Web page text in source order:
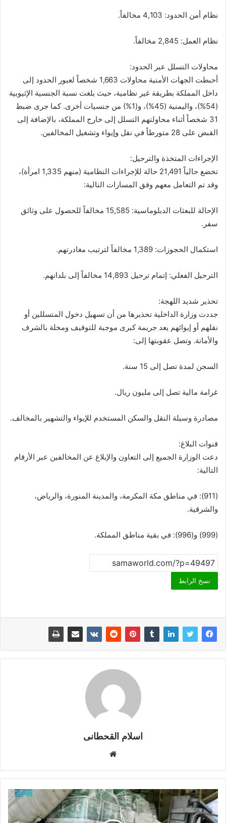
نظام أمن الحدود: 4,103 مخالفاً.
نظام العمل: 2,845 مخالفاً.
محاولات التسلل عبر الحدود:
أحبطت الجهات الأمنية محاولات 1,663 شخصاً لعبور الحدود إلى
داخل المملكة بطريقة غير نظامية، حيث بلغت نسبة الجنسية الإثيوبية
(54%)، واليمنية (45%)، و(1%) من جنسيات أخرى. كما جرى ضبط
31 شخصاً أثناء محاولتهم التسلل إلى خارج المملكة، بالإضافة إلى
القبض على 28 متورطاً في نقل وإيواء وتشغيل المخالفين.
الإجراءات المتخذة والترحيل:
تخضع حالياً 21,491 حالة للإجراءات النظامية (منهم 1,335 امرأة)،
وقد تم التعامل معهم وفق المسارات التالية:
الإحالة للبعثات الدبلوماسية: 15,585 مخالفاً للحصول على وثائق
سفر.
استكمال الحجوزات: 1,389 مخالفاً لترتيب مغادرتهم.
الترحيل الفعلي: إتمام ترحيل 14,893 مخالفاً إلى بلدانهم.
تحذير شديد اللهجة:
جددت وزارة الداخلية تحذيرها من أن تسهيل دخول المتسللين أو
نقلهم أو إيوائهم يعد جريمة كبرى موجبة للتوقيف ومخلة بالشرف
والأمانة. وتصل عقوبتها إلى:
السجن لمدة تصل إلى 15 سنة.
غرامة مالية تصل إلى مليون ريال.
مصادرة وسيلة النقل والسكن المستخدم للإيواء والتشهير بالمخالف.
قنوات البلاغ:
دعت الوزارة الجميع إلى التعاون والإبلاغ عن المخالفين عبر الأرقام
التالية:
(911): في مناطق مكة المكرمة، والمدينة المنورة، والرياض،
والشرقية.
(999) و(996): في بقية مناطق المملكة.
نسخ الرابط
اسلام القحطانى
ق
ع
ا
ل